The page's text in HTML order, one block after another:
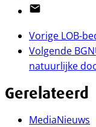
Email
Vorige LOB-
Volgende
natuurlijke
Gerelateerd
MediaNieuws